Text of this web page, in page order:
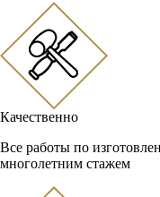
Качественно
Все работы по
многолетним стажем